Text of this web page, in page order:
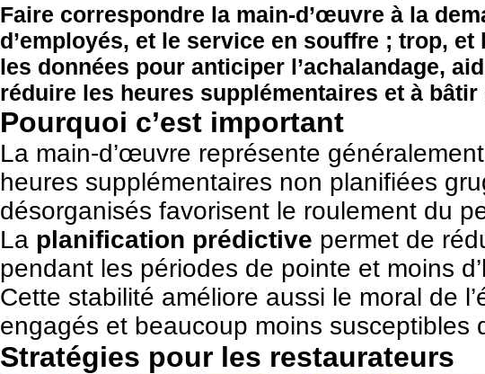
Faire correspondre la main-d’œuvre à la
d’employés, et le service en souffre ; trop, et
les données pour anticiper l’achalandage,
réduire les heures supplémentaires et à
Pourquoi c’est important
La main-d’œuvre représente
heures supplémentaires non planifiées
désorganisés favorisent le roulement du
La planification prédictive permet de
pendant les périodes de pointe et moins
Cette stabilité améliore aussi le moral de
engagés et beaucoup moins susceptibles
Stratégies pour les restaurateurs